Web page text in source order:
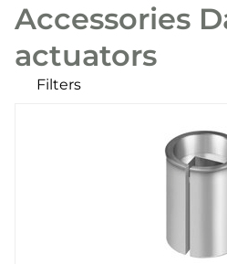
Accessories
actuators
Filters